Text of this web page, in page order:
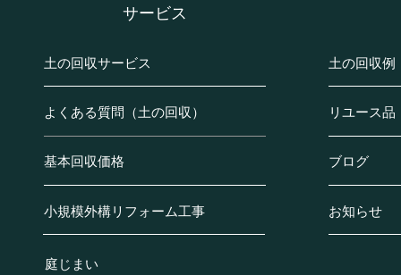
​サービス
土の回収サービス
よくある質問（土の回収）
基本回収価格
小規模外構リフォーム工事
庭じまい
土の回収例
リユース品
ブログ
お知らせ